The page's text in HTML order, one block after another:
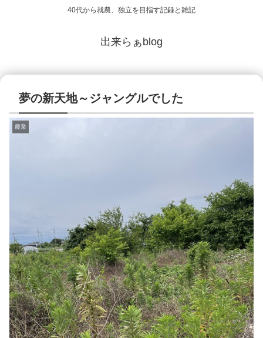
40代から就農、独立を目指す記録と雑記
出来らぁblog
夢の新天地～ジャングルでした
農業